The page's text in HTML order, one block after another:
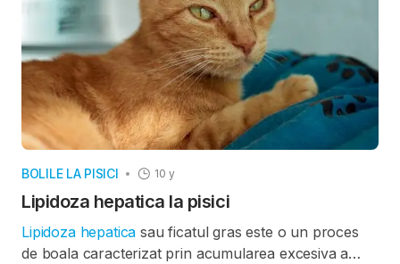
BOLILE LA PISICI 10 y
Lipidoza hepatica la pisici
Lipidoza hepatica sau ficatul gras este o un proces
de boala caracterizat prin acumularea excesiva a